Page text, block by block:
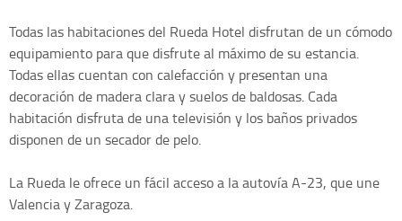
Todas las habitaciones del Rueda Hotel disfrutan de un cómodo
equipamiento para que disfrute al máximo de su estancia.
Todas ellas cuentan con calefacción y presentan una
decoración de madera clara y suelos de baldosas. Cada
habitación disfruta de una televisión y los baños privados
disponen de un secador de pelo.
La Rueda le ofrece un fácil acceso a la autovía A-23, que une
Valencia y Zaragoza.